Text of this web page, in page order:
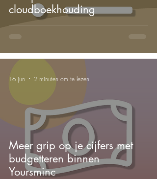
cloudboekhouding
Meer grip op je cijfers met
budgetteren binnen
Yoursminc
16 jun 2 minuten om te lezen